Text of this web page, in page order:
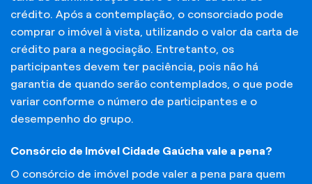
crédito. Após a contemplação, o consorciado pode
comprar o imóvel à vista, utilizando o valor da carta de
crédito para a negociação. Entretanto, os
participantes devem ter paciência, pois não há
garantia de quando serão contemplados, o que pode
variar conforme o número de participantes e o
desempenho do grupo.
Consórcio de Imóvel Cidade Gaúcha vale a pena?
O consórcio de imóvel pode valer a pena para quem